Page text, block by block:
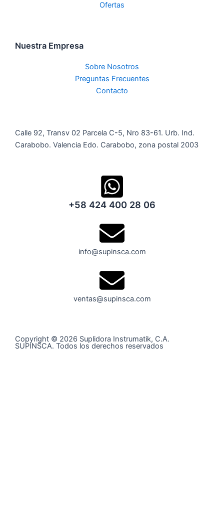
Ofertas
Nuestra Empresa
Sobre Nosotros
Preguntas Frecuentes
Contacto
Calle 92, Transv 02 Parcela C-5, Nro 83-61. Urb. Ind.
Carabobo. Valencia Edo. Carabobo, zona postal 2003
+58 424 400 28 06
info@supinsca.com
ventas@supinsca.com
Copyright © 2026 Suplidora Instrumatik, C.A.
SUPINSCA. Todos los derechos reservados